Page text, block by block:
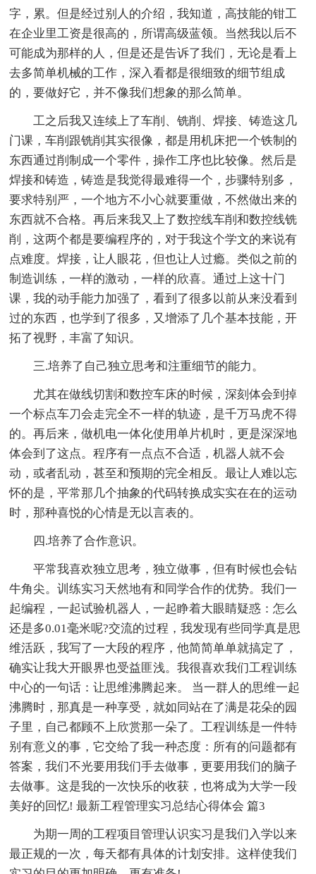
字，累。但是经过别人的介绍，我知道，高技能的钳工
在企业里工资是很高的，所谓高级蓝领。当然我以后不
可能成为那样的人，但是还是告诉了我们，无论是看上
去多简单机械的工作，深入看都是很细致的细节组成
的，要做好它，并不像我们想象的那么简单。
工之后我又连续上了车削、铣削、焊接、铸造这几
门课，车削跟铣削其实很像，都是用机床把一个铁制的
东西通过削制成一个零件，操作工序也比较像。然后是
焊接和铸造，铸造是我觉得最难得一个，步骤特别多，
要求特别严，一个地方不小心就要重做，不然做出来的
东西就不合格。再后来我又上了数控线车削和数控线铣
削，这两个都是要编程序的，对于我这个学文的来说有
点难度。焊接，让人眼花，但也让人过瘾。类似之前的
制造训练，一样的激动，一样的欣喜。通过上这十门
课，我的动手能力加强了，看到了很多以前从来没看到
过的东西，也学到了很多，又增添了几个基本技能，开
拓了视野，丰富了知识。
三.培养了自己独立思考和注重细节的能力。
尤其在做线切割和数控车床的时候，深刻体会到掉
一个标点车刀会走完全不一样的轨迹，是千万马虎不得
的。再后来，做机电一体化使用单片机时，更是深深地
体会到了这点。程序有一点点不合适，机器人就不会
动，或者乱动，甚至和预期的完全相反。最让人难以忘
怀的是，平常那几个抽象的代码转换成实实在在的运动
时，那种喜悦的心情是无以言表的。
四.培养了合作意识。
平常我喜欢独立思考，独立做事，但有时候也会钻
牛角尖。训练实习天然地有和同学合作的优势。我们一
起编程，一起试验机器人，一起睁着大眼睛疑惑：怎么
还是多0.01毫米呢?交流的过程，我发现有些同学真是思
维活跃，我写了一大段的程序，他简简单单就搞定了，
确实让我大开眼界也受益匪浅。我很喜欢我们工程训练
中心的一句话：让思维沸腾起来。 当一群人的思维一起
沸腾时，那真是一种享受，就如同站在了满是花朵的园
子里，自己都顾不上欣赏那一朵了。工程训练是一件特
别有意义的事，它交给了我一种态度：所有的问题都有
答案，我们不光要用我们手去做事，更要用我们的脑子
去做事。这是我的一次快乐的收获，也将成为大学一段
美好的回忆! 最新工程管理实习总结心得体会 篇3
为期一周的工程项目管理认识实习是我们入学以来
最正规的一次，每天都有具体的计划安排。这样使我们